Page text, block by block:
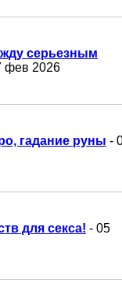
серьезным
фев 2026
гадание руны -
для секса! - 05